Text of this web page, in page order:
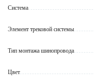
- белый матовый плафон
- срок службы до 30 000
Обратите внимание:
бокам основания трекового
Система
Элемент трековой системы
Тип монтажа шинопровода
Цвет